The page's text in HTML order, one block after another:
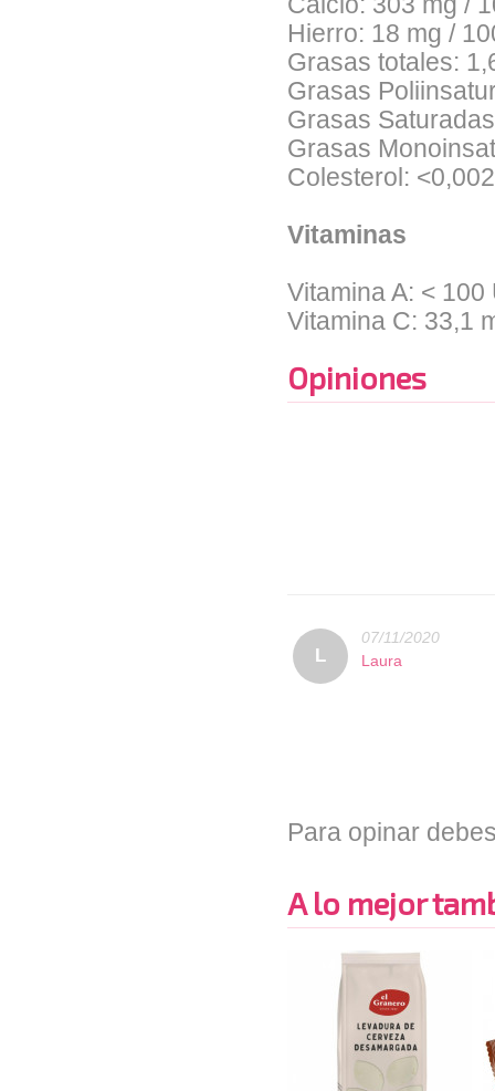
Hierro: 18 mg /
Grasas totales:
Grasas
Grasas
Grasas
Colesterol:
Vitaminas
Vitamina A: < 100
Vitamina C: 33,1
Opiniones
L
07/11/2020
Laura
Para opinar
A lo mejor